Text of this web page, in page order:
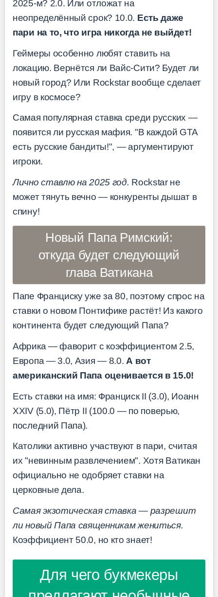
2025-м? 2.0. Или отложат на
неопределённый срок? 10.0. Есть даже
пари на то, что игра никогда не выйдет!
Геймеры особенно любят ставить на
локацию. Вернётся ли Вайс-Сити? Будет ли
новый город? Или Rockstar вообще сделает
игру в космосе?
Самая популярная ставка среди русских —
появится ли русская мафия. "В каждой GTA
есть русские бандиты!", — аргументируют
игроки.
Лично ставлю на 2025 год. Rockstar не
может тянуть вечно — конкуренты дышат в
спину!
Новый Папа Римский:
откуда будет следующий
глава Ватикана
Папе Франциску уже за 80, поэтому спрос на
ставки о новом Понтифике растёт! Из какого
континента будет следующий Папа?
Африка — фаворит с коэффициентом 2.5,
Европа — 3.0, Азия — 8.0. А вот
американский Папа оценивается в 15.0!
Есть ставки на имя: Франциск II (3.0), Иоанн
XXIV (5.0), Пётр II (100.0 — по поверью,
последний Папа).
Католики активно участвуют в пари, считая
их "невинным развлечением". Хотя Ватикан
официально не одобряет ставки на
церковные дела.
Самая экзотическая ставка — разрешит
ли новый Папа священникам жениться.
Коэффициент 50.0, но кто знает!
Для чего букмекеры